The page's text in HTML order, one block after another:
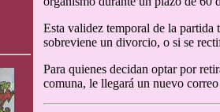
Esta validez temporal de la
sobreviene un divorcio, o si se
Para quienes decidan optar por
comuna, le llegará un nuevo